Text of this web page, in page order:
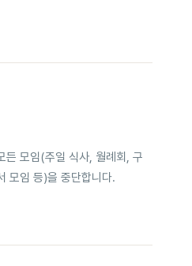
든 모임(주일 식사, 월례회, 구
모임 등)을 중단합니다.